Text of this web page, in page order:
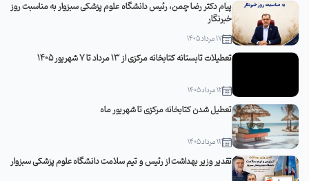
پیام دکتر رضا چمن، رئیس دانشگاه علوم پزشکی سبزوار به مناسبت روز
خبرنگار
17 مرداد 1405
تعطیلات تابستانه کتابخانه مرکزی از 13 مرداد تا 7 شهریور 1405
12 مرداد 1405
تعطیل شدن کتابخانه مرکزی تا شهریور ماه
12 مرداد 1405
تقدیر وزیر بهداشت از رئیس و تیم سلامت دانشگاه علوم پزشکی سبزوار